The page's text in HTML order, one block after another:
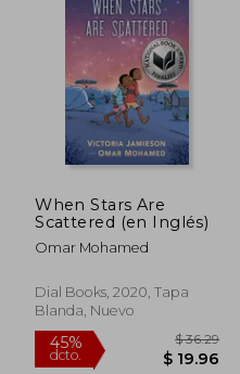
La novela
premio
la iniciativa
abordar la
representativa.
When Stars Are
Scattered (en Inglés)
Omar Mohamed
Dial Books, 2020, Tapa
Blanda, Nuevo